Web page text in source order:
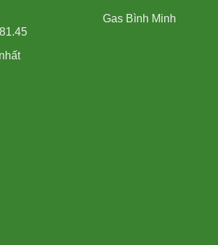
Gas Bình Minh